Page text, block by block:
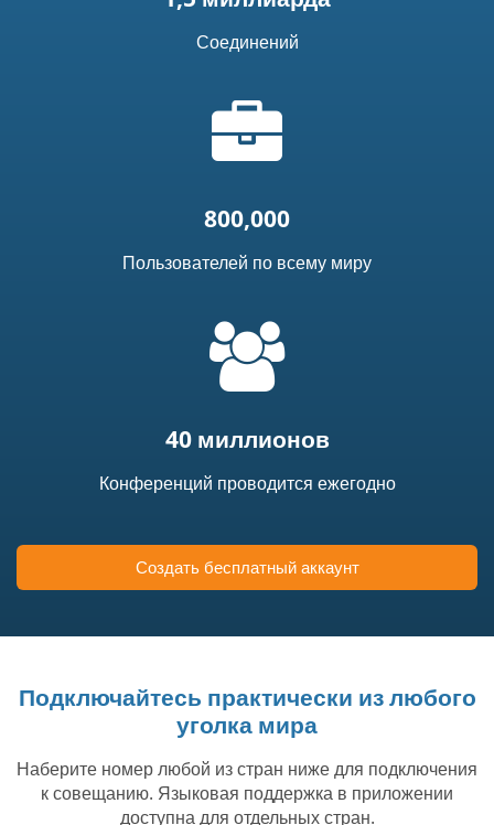
Соединений
"портфель"
800,000
Пользователей по всему миру
40 миллионов
Конференций проводится ежегодно
Создать бесплатный аккаунт
Подключайтесь практически из любого
уголка мира
Наберите номер любой из стран ниже для подключения
к совещанию. Языковая поддержка в приложении
доступна для отдельных стран.